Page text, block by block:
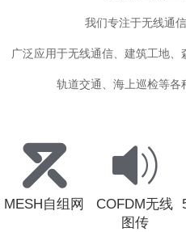
我们专注于无线通
广泛应用于无线通信、建筑工地、
轨道交通、海上巡检等
MESH自组网
COFDM无线
图传